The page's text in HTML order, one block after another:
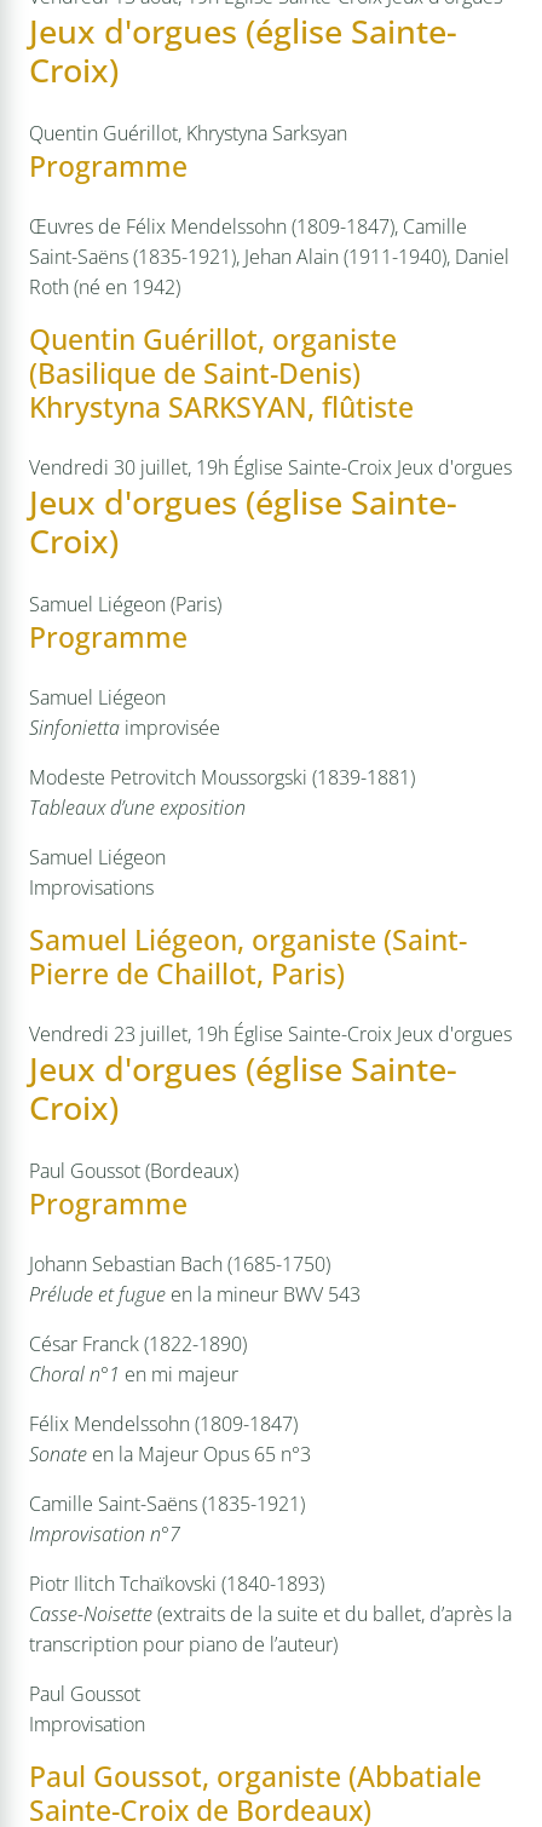
Jeux d'orgues (église Sainte-
Croix)
Quentin Guérillot, Khrystyna Sarksyan
Programme
Œuvres de Félix Mendelssohn (1809-1847), Camille
Saint-Saëns (1835-1921), Jehan Alain (1911-1940), Daniel
Roth (né en 1942)
Quentin Guérillot, organiste
(Basilique de Saint-Denis)
Khrystyna SARKSYAN, flûtiste
Vendredi 30 juillet, 19h Église Sainte-Croix Jeux d'orgues
Jeux d'orgues (église Sainte-
Croix)
Samuel Liégeon (Paris)
Programme
Samuel Liégeon
Sinfonietta improvisée
Modeste Petrovitch Moussorgski (1839-1881)
Tableaux d’une exposition
Samuel Liégeon
Improvisations
Samuel Liégeon, organiste (Saint-
Pierre de Chaillot, Paris)
Vendredi 23 juillet, 19h Église Sainte-Croix Jeux d'orgues
Jeux d'orgues (église Sainte-
Croix)
Paul Goussot (Bordeaux)
Programme
Johann Sebastian Bach (1685-1750)
Prélude et fugue en la mineur BWV 543
César Franck (1822-1890)
Choral n°1 en mi majeur
Félix Mendelssohn (1809-1847)
Sonate en la Majeur Opus 65 n°3
Camille Saint-Saëns (1835-1921)
Improvisation n°7
Piotr Ilitch Tchaïkovski (1840-1893)
Casse-Noisette(extraits de la suite et du ballet, d’après la
transcription pour piano de l’auteur)
Paul Goussot
Improvisation
Paul Goussot, organiste (Abbatiale
Sainte-Croix de Bordeaux)